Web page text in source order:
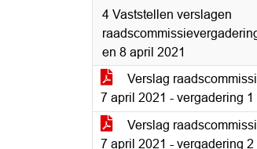
4 Vaststellen verslagen
en 8 april 2021
Verslag
7 april 2021 - vergadering 1
Verslag
7 april 2021 - vergadering 2